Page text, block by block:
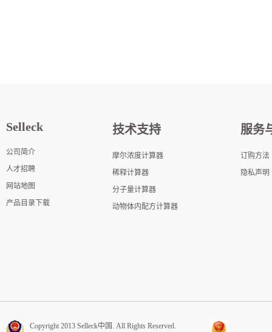
Selleck
公司简介
人才招聘
网站地图
产品目录下载
技术支持
摩尔浓度计算器
稀释计算器
分子量计算器
动物体内配方计算器
服务
订购方法
隐私声明
Copyright 2013 Selleck中国. All Rights Reserved.